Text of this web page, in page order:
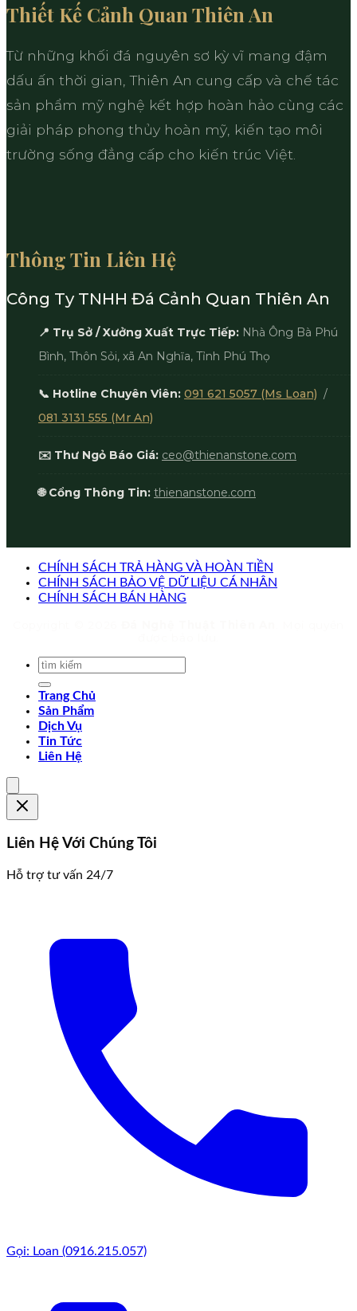
Thiết Kế Cảnh Quan Thiên An
Từ những khối đá nguyên sơ kỳ vĩ mang đậm
dấu ấn thời gian, Thiên An cung cấp và chế tác
sản phẩm mỹ nghệ kết hợp hoàn hảo cùng các
giải pháp phong thủy hoàn mỹ, kiến tạo môi
trường sống đẳng cấp cho kiến trúc Việt.
Thông Tin Liên Hệ
Công Ty TNHH Đá Cảnh Quan Thiên An
📍 Trụ Sở / Xưởng Xuất Trực Tiếp: Nhà Ông Bà Phú
Bình, Thôn Sỏi, xã An Nghĩa, Tỉnh Phú Thọ
📞 Hotline Chuyên Viên: 091 621 5057 (Ms Loan) /
081 3131 555 (Mr An)
✉️ Thư Ngỏ Báo Giá: ceo@thienanstone.com
🌐 Cổng Thông Tin: thienanstone.com
CHÍNH SÁCH TRẢ HÀNG VÀ HOÀN TIỀN
CHÍNH SÁCH BẢO VỆ DỮ LIỆU CÁ NHÂN
CHÍNH SÁCH BÁN HÀNG
Trang Chủ
Sản Phẩm
Dịch Vụ
Tin Tức
Liên Hệ
Liên Hệ Với Chúng Tôi
Hỗ trợ tư vấn 24/7
Gọi: Loan (0916.215.057)